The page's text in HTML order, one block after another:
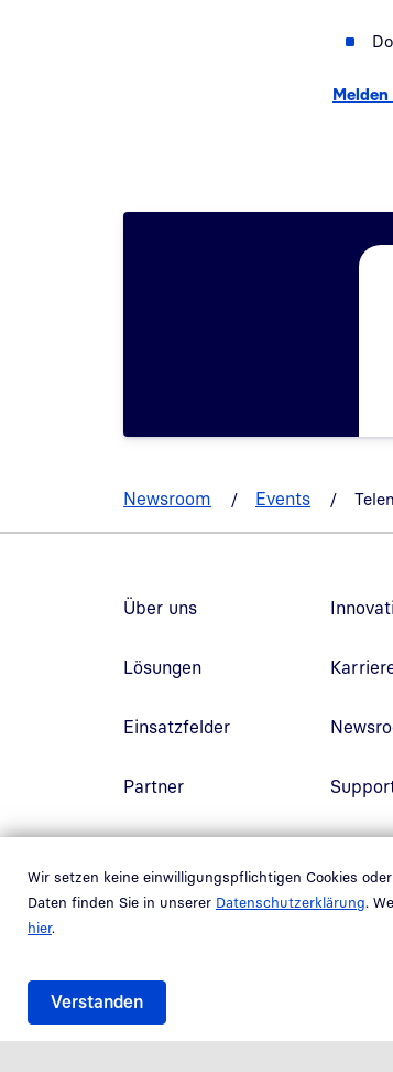
Wir setzen keine einwilligungspflichtigen Cookies
Daten finden Sie in unserer Datenschutzerklärung.
hier.
Verstanden
Newsroom Events
Über uns
Lösungen
Einsatzfelder
Partner
Randnavigation Fußzeile
Datenschutz Impressum AGB